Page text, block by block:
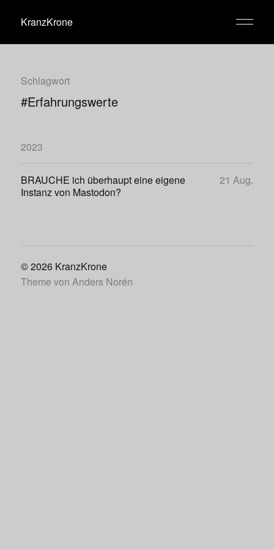
KranzKrone
Schlagwort
#Erfahrungswerte
2023
BRAUCHE ich überhaupt eine eigene
Instanz von Mastodon?
21 Aug.
© 2026 KranzKrone
Theme von Anders Norén